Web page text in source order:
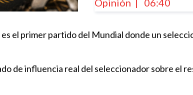
Opinión | 06:40
¿De qué murió el
Opinión | 19:00
el primer partido del Mundial donde un
de influencia real del seleccionador sobre el